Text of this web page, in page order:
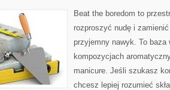
Beat the boredom to
rozproszyć nudę i
przyjemny nawyk. To
kompozycjach
manicure. Jeśli szukasz
chcesz lepiej rozumieć